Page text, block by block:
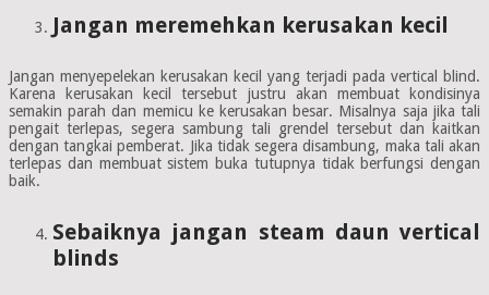
Jangan meremehkan kerusakan kecil
Jangan menyepelekan kerusakan kecil yang terjadi pada vertical blind.
Karena kerusakan kecil tersebut justru akan membuat kondisinya
semakin parah dan memicu ke kerusakan besar. Misalnya saja jika tali
pengait terlepas, segera sambung tali grendel tersebut dan kaitkan
dengan tangkai pemberat. Jika tidak segera disambung, maka tali akan
terlepas dan membuat sistem buka tutupnya tidak berfungsi dengan
baik.
Sebaiknya jangan steam daun vertical
blinds